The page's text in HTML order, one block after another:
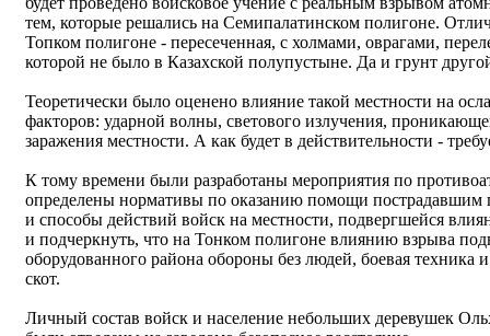
тем, которые решались на Семипалатинском полигоне.
Топком полигоне - пересеченная, с холмами, оврагами,
которой не было в Казахской полупустыне. Да и грунт
Теоретически было оценено влияние такой местности на
факторов: ударной волны, светового излучения,
заражения местности. А как будет в действительности -
К тому времени были разработаны мероприятия по
определены нормативы по оказанию помощи пострадавшим
и способы действий войск на местности, подвергшейся
и подчеркнуть, что на Тонком полигоне влиянию взрыва
оборудованного района обороны без людей, боевая
скот.
Личный состав войск и население небольших деревушек